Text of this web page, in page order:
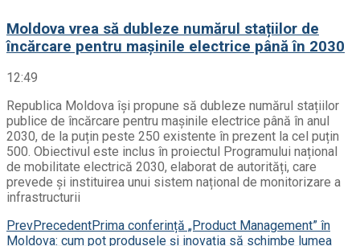
Moldova vrea să dubleze numărul stațiilor de
încărcare pentru mașinile electrice până în 2030
12:49
Republica Moldova își propune să dubleze numărul stațiilor
publice de încărcare pentru mașinile electrice până în anul
2030, de la puțin peste 250 existente în prezent la cel puțin
500. Obiectivul este inclus în proiectul Programului național
de mobilitate electrică 2030, elaborat de autorități, care
prevede și instituirea unui sistem național de monitorizare a
infrastructurii
PrevPrecedentPrima conferință „Product Management” în
Moldova: cum pot produsele și inovația să schimbe lumea